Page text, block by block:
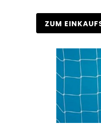
ZUM